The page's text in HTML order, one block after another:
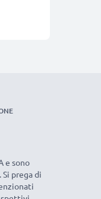
e sono
prega di